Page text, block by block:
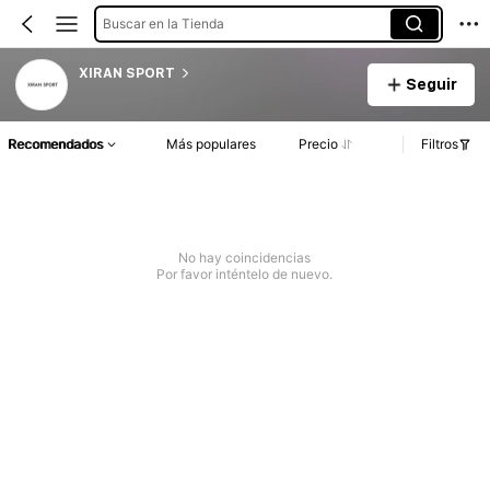
Buscar en la Tienda
XIRAN SPORT
Seguir
Recomendados Más populares Precio Filtros
No hay coincidencias
Por favor inténtelo de nuevo.